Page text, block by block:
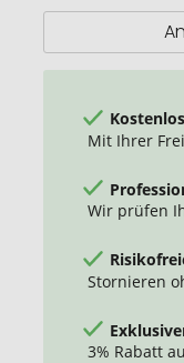
Mit Ihrer
Wir prüfen
Stornieren
3% Rabatt